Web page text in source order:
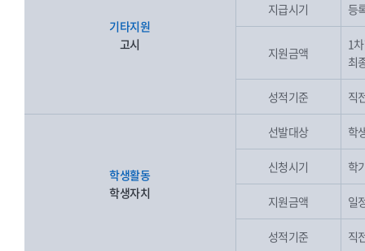
기타지원
고시
지급시기 등
지원금액
1
최
성적기준 직
학생활동
학생자치
선발대상 학
신청시기 학
지원금액 일
성적기준 직